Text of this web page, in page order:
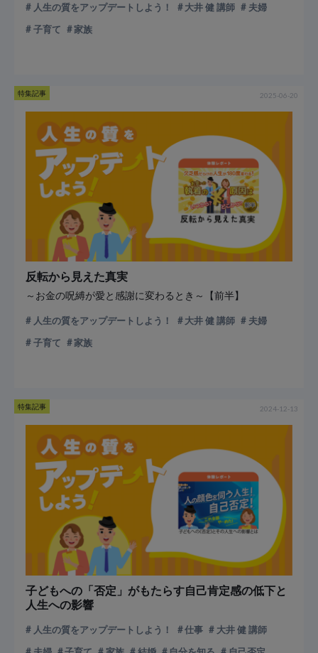
人生の質をアップデートしよう！ 大井 健 講師
夫婦
子育て
家族
特集記事 2025-06-20
反転から見えた真実
～お金の呪縛が愛と感謝に変わるとき～【前半】
人生の質をアップデートしよう！ 大井 健 講師
夫婦
子育て
家族
特集記事 2024-12-13
子どもへの「否定」がもたらす自己肯定感の低下と
人生への影響
人生の質をアップデートしよう！ 仕事
大井 健 講師